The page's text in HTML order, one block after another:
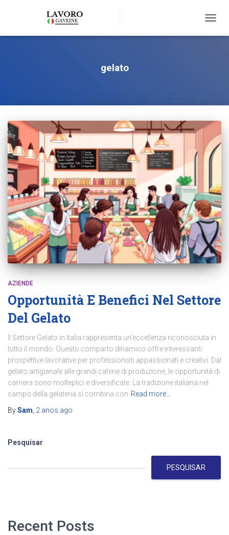
gelato
AZIENDE
Opportunità E Benefici Nel Settore
Del Gelato
Il Settore Gelato in Italia rappresenta un’eccellenza riconosciuta in
tutto il mondo. Questo comparto dinamico offre interessanti
prospettive lavorative per professionisti appassionati e creativi. Dal
gelato artigianale alle grandi catene di produzione, le opportunità di
carriera sono molteplici e diversificate. La tradizione italiana nel
campo della gelateria si combina con Read more…
BySam 2 anos ago
Pesquisar
PESQUISAR
Recent Posts